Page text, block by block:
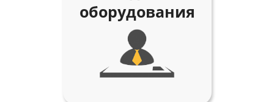
оборудования